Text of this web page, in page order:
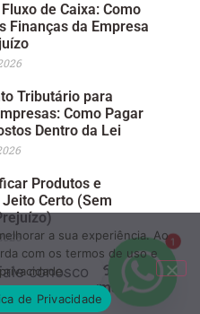
de Caixa: Como
Finanças da Empresa
Tributário para
Como Pagar
Dentro da Lei
Produtos e
Certo (Sem
MEI em 2026: Passo
para Formalizar
a sua experiência. Ao
com os termos de uso e
de Privacidade
1
conosco